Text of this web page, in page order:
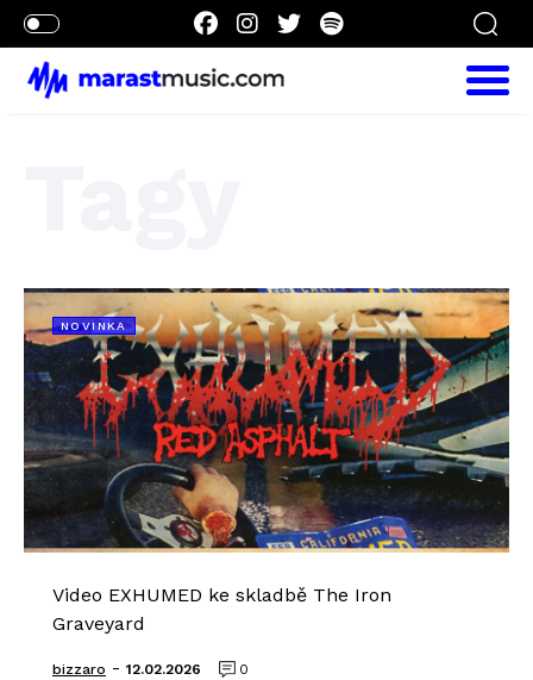
NOVINKA
Video EXHUMED ke skladbě The Iron
Graveyard
bizzaro - 12.02.2026 0